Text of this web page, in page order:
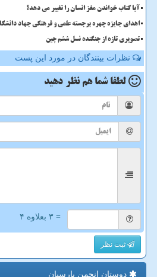
آیا کتاب خواندن مغز انسان را تغییر می دهد؟
اهدای جایزه چهره برجسته علمی و فرهنگی جهاد
تصویری تازه از جنگنده نسل ششم چین
نظرات بینندگان در مورد این پست
لطفا شما هم نظر دهید
= ۳ بعلاوه ۴
ثبت نظر
دوستان انجمن پارسیان